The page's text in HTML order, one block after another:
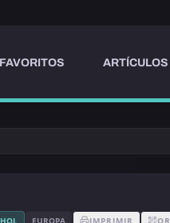
FAVORITOS ARTÍCULOS
EUROPA IMPRIMIR QR